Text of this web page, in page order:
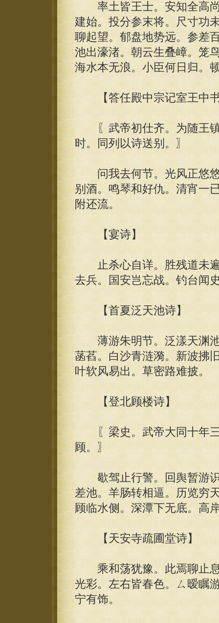
率土皆王士。安知全高尚
建始。投分参末将。尺寸功
聊起望。郁盘地势远。参差
池出濠渚。朝云生叠嶂。笼
海水本无浪。小臣何日归。
【答任殿中宗记室王中
〖武帝初仕齐。为随王镇
时。同列以诗送别。〗
问我去何节。光风正悠悠
别酒。鸣琴和好仇。清宵一
附还流。
【宴诗】
止杀心自详。胜残道未遍
去兵。国安岂忘战。钓台闻
【首夏泛天池诗】
薄游朱明节。泛漾天渊池
菡萏。白沙青涟漪。新波拂
叶软风易出。草密路难披。
【登北顾楼诗】
〖梁史。武帝大同十年三
顾。〗
歇驾止行警。回舆暂游识
差池。羊肠转相逼。历览穷
顾临水侧。深潭下无底。高
【天安寺疏圃堂诗】
乘和荡犹豫。此焉聊止息
光彩。左右皆春色。ㄙ暧瞩
宁有饰。